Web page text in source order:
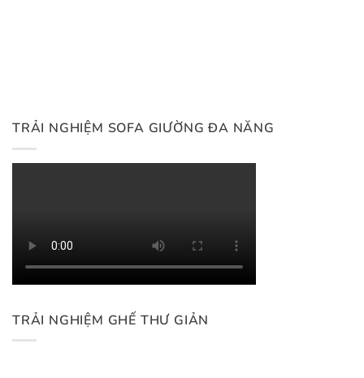
TRẢI NGHIỆM SOFA GIƯỜNG ĐA NĂNG
TRẢI NGHIỆM GHẾ THƯ GIẢN